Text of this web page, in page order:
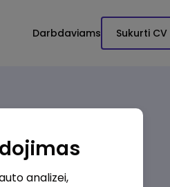
Darbdaviams Sukurti CV
analizei,